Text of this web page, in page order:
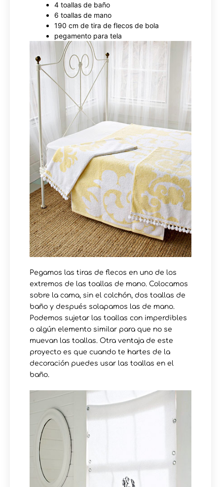
4 toallas de baño
6 toallas de mano
190 cm de tira de flecos de bola
pegamento para tela
Pegamos las tiras de flecos en uno de los
extremos de las toallas de mano. Colocamos
sobre la cama, sin el colchón, dos toallas de
baño y después solapamos las de mano.
Podemos sujetar las toallas con imperdibles
o algún elemento similar para que no se
muevan las toallas. Otra ventaja de este
proyecto es que cuando te hartes de la
decoración puedes usar las toallas en el
baño.